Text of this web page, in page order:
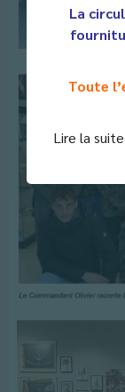
La
Toute
Lire la suite